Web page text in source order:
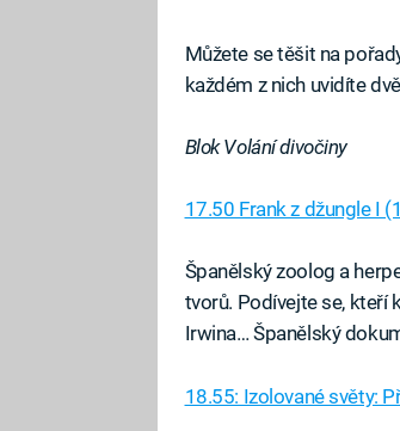
Můžete se těšit na
každém z nich uvidíte
Blok Volání divočiny
17.50 Frank z džungle I
Španělský zoolog a
tvorů. Podívejte se, kteří
Irwina… Španělský
18.55: Izolované světy: